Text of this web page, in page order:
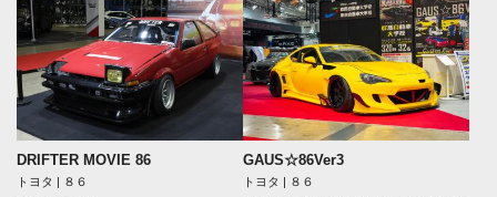
DRIFTER MOVIE 86
トヨタ | ８６
GAUS☆86Ver3
トヨタ | ８６